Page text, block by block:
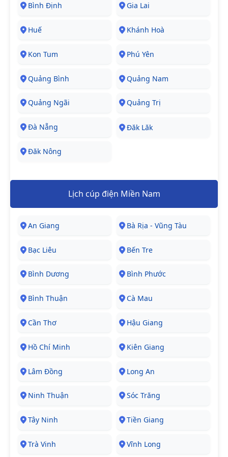
Bình Định Gia Lai
Huế Khánh Hoà
Kon Tum Phú Yên
Quảng Bình Quảng Nam
Quảng Ngãi Quảng Trị
Đà Nẵng Đăk Lăk
Đăk Nông
Lịch cúp điện Miền Nam
An Giang Bà Rịa - Vũng Tàu
Bạc Liêu Bến Tre
Bình Dương Bình Phước
Bình Thuận Cà Mau
Cần Thơ Hậu Giang
Hồ Chí Minh Kiên Giang
Lâm Đồng Long An
Ninh Thuận Sóc Trăng
Tây Ninh Tiền Giang
Trà Vinh Vĩnh Long